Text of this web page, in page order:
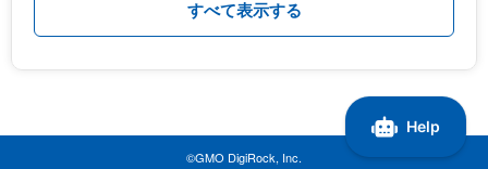
すべて表示する
©GMO DigiRock, Inc.